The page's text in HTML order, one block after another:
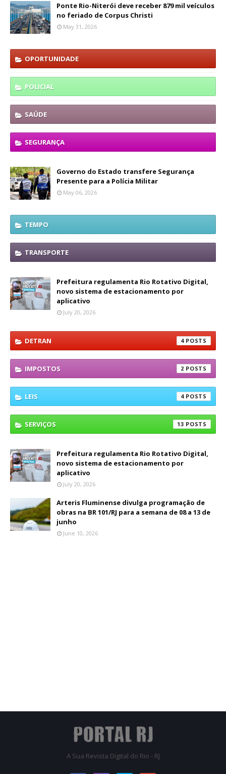
Ponte Rio-Niterói deve receber 879 mil veículos
no feriado de Corpus Christi
May 31, 2026
OPORTUNIDADE
POLICIAL
SAÚDE
SEGURANÇA
Governo do Estado transfere Segurança
Presente para a Polícia Militar
May 06, 2026
TEMPO
TRANSPORTE
Prefeitura regulamenta Rio Rotativo Digital,
novo sistema de estacionamento por
aplicativo
July 20, 2026
DETRAN 4
IMPOSTOS 2
LEIS 4
SERVIÇOS 13
Prefeitura regulamenta Rio Rotativo Digital,
novo sistema de estacionamento por
aplicativo
July 20, 2026
Arteris Fluminense divulga programação de
obras na BR 101/RJ para a semana de 08 a 13 de
junho
June 10, 2026
A Sua Revista Digital do Rio - RJ